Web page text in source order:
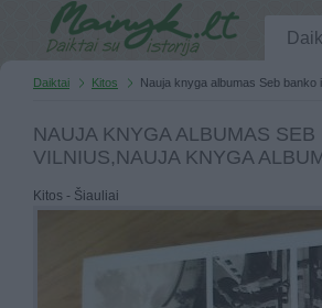
Daiktai Kitos Nauja knyga albumas Seb
NAUJA KNYGA ALBUMAS
VILNIUS,NAUJA KNYGA
Kitos - Šiauliai